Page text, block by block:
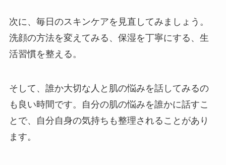
次に、毎日のスキンケアを見直してみましょう。
洗顔の方法を変えてみる、保湿を丁寧にする、生
活習慣を整える。
そして、誰か大切な人と肌の悩みを話してみるの
も良い時間です。自分の肌の悩みを誰かに話すこ
とで、自分自身の気持ちも整理されることがあり
ます。